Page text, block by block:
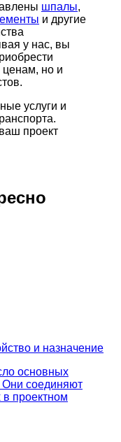
шпалы,
и другие
у нас, вы
но и
услуги и
проект
и назначение
основных
Они соединяют
проектном